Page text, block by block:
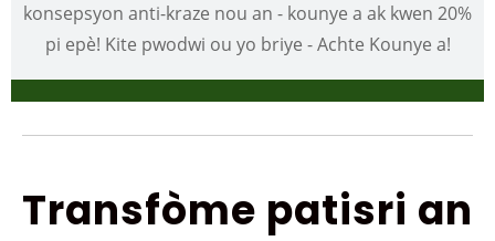
konsepsyon anti-kraze nou an - kounye a ak kwen 20%
pi epè! Kite pwodwi ou yo briye - Achte Kounye a!
Transfòme patisri an